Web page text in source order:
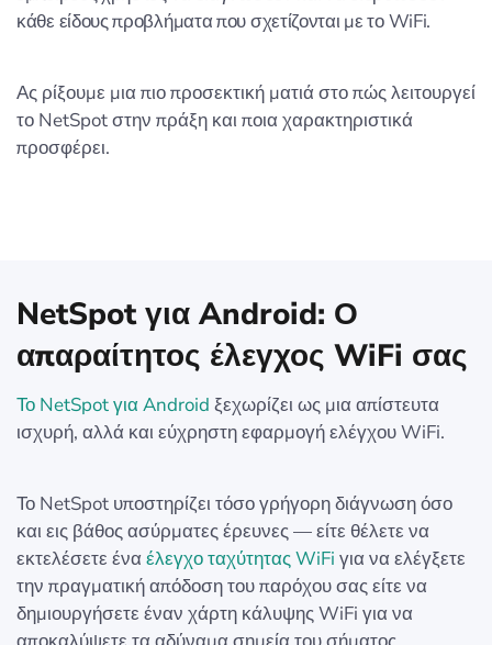
κάθε είδους προβλήματα που σχετίζονται με το WiFi.
Ας ρίξουμε μια πιο προσεκτική ματιά στο πώς λειτουργεί
το NetSpot στην πράξη και ποια χαρακτηριστικά
προσφέρει.
NetSpot για Android: Ο
απαραίτητος έλεγχος WiFi σας
Το NetSpot για Android ξεχωρίζει ως μια απίστευτα
ισχυρή, αλλά και εύχρηστη εφαρμογή ελέγχου WiFi.
Το NetSpot υποστηρίζει τόσο γρήγορη διάγνωση όσο
και εις βάθος ασύρματες έρευνες — είτε θέλετε να
εκτελέσετε έναέλεγχο ταχύτητας WiFi για να ελέγξετε
την πραγματική απόδοση του παρόχου σας είτε να
δημιουργήσετε έναν χάρτη κάλυψης WiFi για να